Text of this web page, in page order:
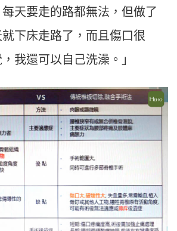
每天要走的路都無法，但做了
下床走路了，而且傷口很
我還可以自己洗澡。」